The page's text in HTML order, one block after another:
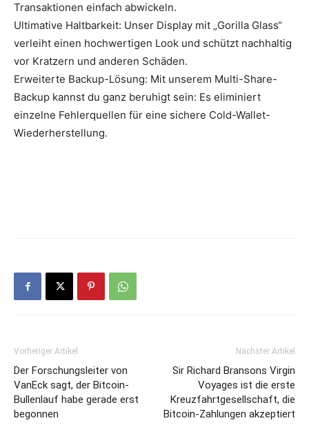
Transaktionen einfach abwickeln.
Ultimative Haltbarkeit: Unser Display mit „Gorilla Glass“
verleiht einen hochwertigen Look und schützt nachhaltig
vor Kratzern und anderen Schäden.
Erweiterte Backup-Lösung: Mit unserem Multi-Share-
Backup kannst du ganz beruhigt sein: Es eliminiert
einzelne Fehlerquellen für eine sichere Cold-Wallet-
Wiederherstellung.
Vorheriger Artikel
Der Forschungsleiter von
VanEck sagt, der Bitcoin-
Bullenlauf habe gerade erst
begonnen
Nächster Artikel
Sir Richard Bransons Virgin
Voyages ist die erste
Kreuzfahrtgesellschaft, die
Bitcoin-Zahlungen akzeptiert